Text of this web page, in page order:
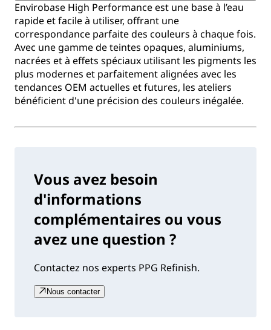
Envirobase High Performance est une base à l’eau
rapide et facile à utiliser, offrant une
correspondance parfaite des couleurs à chaque fois.
Avec une gamme de teintes opaques, aluminiums,
nacrées et à effets spéciaux utilisant les pigments les
plus modernes et parfaitement alignées avec les
tendances OEM actuelles et futures, les ateliers
bénéficient d'une précision des couleurs inégalée.
Vous avez besoin
d'informations
complémentaires ou vous
avez une question ?
Contactez nos experts PPG Refinish.
Nous contacter